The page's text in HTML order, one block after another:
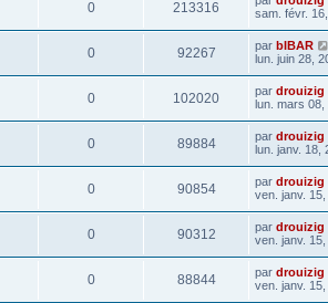
0 213316
sam. févr.
0 92267 par bIBAR
lun. juin 28,
0 102020 par drouizig
lun. mars 08,
0 89884 par drouizig
lun. janv. 18,
0 90854 par drouizig
ven. janv.
0 90312 par drouizig
ven. janv.
0 88844 par drouizig
ven. janv.